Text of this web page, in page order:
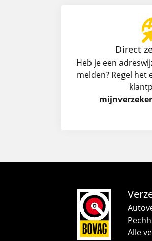
Direct
Heb je een
melden? Regel het
Alle